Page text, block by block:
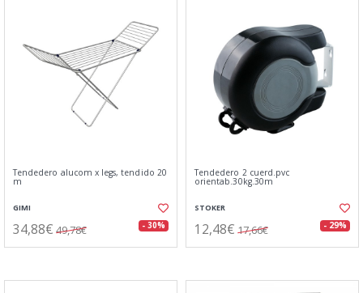
Tendedero alucom x legs, tendido 20
m
GIMI
34,88€ 49,78€ - 30%
Tendedero 2 cuerd.pvc
orientab.30kg.30m
STOKER
12,48€ 17,66€ - 29%